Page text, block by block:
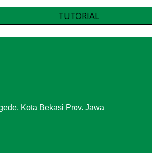
TUTORIAL
Kota Bekasi Prov. Jawa